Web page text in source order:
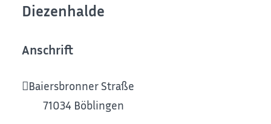
Diezenhalde
Anschrift
Baiersbronner Straße
71034 Böblingen